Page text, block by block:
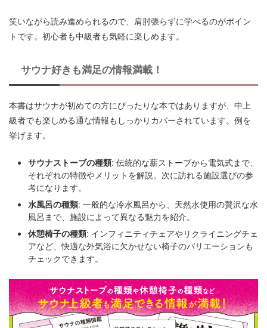
笑いながら読み進められるので、肩肘張らずに学べるのがポイン
トです。初心者も中級者も気軽に楽しめます。
サウナ好きも満足の情報満載！
本書はサウナが初めての方にぴったりな本ではありますが、中上
級者でも楽しめる通な情報もしっかりカバーされています。例を
挙げます。
サウナストーブの種類: 伝統的な薪ストーブから電気式まで、
それぞれの特徴やメリットを解説。次に訪れる施設選びの参
考になります。
水風呂の種類: 一般的な冷水風呂から、天然水使用の贅沢な水
風呂まで、施設によって異なる魅力を紹介。
休憩椅子の種類: インフィニティチェアやリクライニングチェ
アなど、快適な外気浴に欠かせない椅子のバリエーションも
チェックできます。